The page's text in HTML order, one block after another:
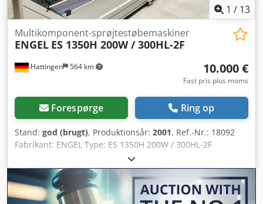
1 / 13
Hattingen 564 km
Multikomponent-sprøjtestøbemaskiner
ENGEL ES 1350H 200W / 300HL-2F
10.000 €
Fast pris plus moms
Forespørge Ring op
Stand: god (brugt), Produktionsår: 2001, Ref.-Nr.: 18092
Fabrikant: ENGEL Type: ES 1350H 200W / 300HL-2F
Produktionsår: 2001 Lukkenhed Lukketryk: 300 ton
Åbningsvej: 855 mm Pladestørrelse (h x v): 1050 x 650 mm
Sprøjteunit Snekkediameter: 60 + 35 mm Sprøjtemængde:
735 + 135 cm³ Dodpfxewm Iy Ej Aftock Sprøjtevægt PS: 662